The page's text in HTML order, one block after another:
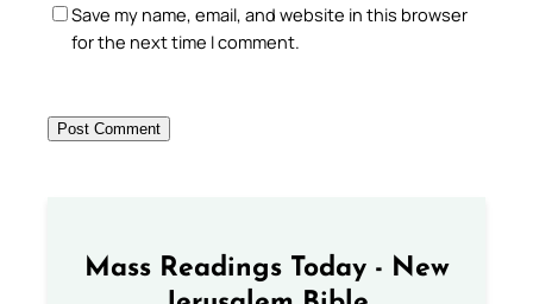
Save my name, email, and website in this browser
for the next time I comment.
Mass Readings Today - New